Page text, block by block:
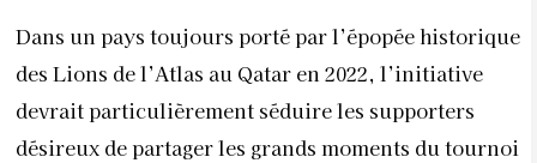
Dans un pays toujours porté par l’épopée historique
des Lions de l’Atlas au Qatar en 2022, l’initiative
devrait particulièrement séduire les supporters
désireux de partager les grands moments du tournoi